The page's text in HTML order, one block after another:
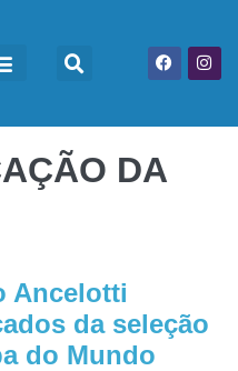
DA
Ancelotti
da seleção
do Mundo